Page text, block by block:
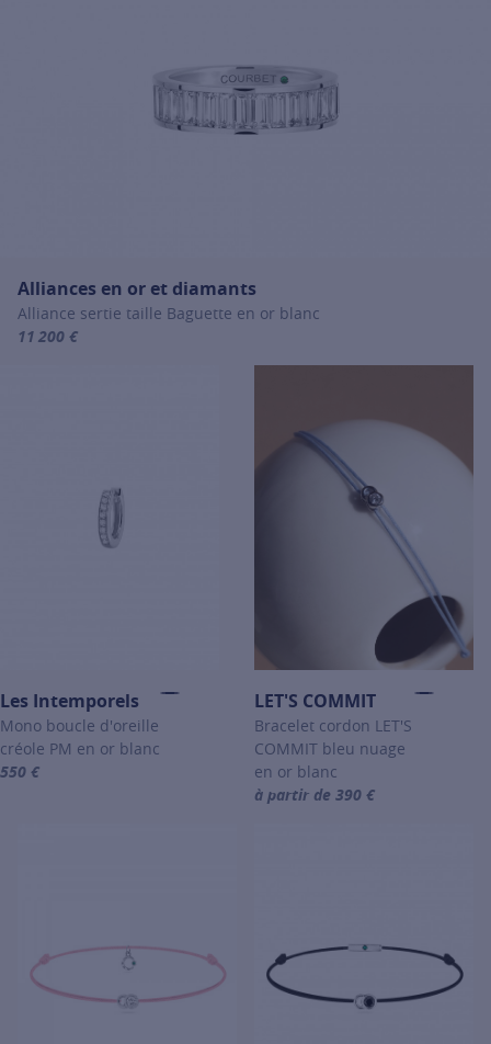
Alliances en or et diamants
Alliance sertie taille Baguette en or blanc
11 200 €
Les Intemporels
Mono boucle d'oreille
créole PM en or blanc
550 €
For more information about Les Intemporels, click on the
LET'S COMMIT
Bracelet cordon LET'S
COMMIT bleu nuage
en or blanc
à partir de 390 €